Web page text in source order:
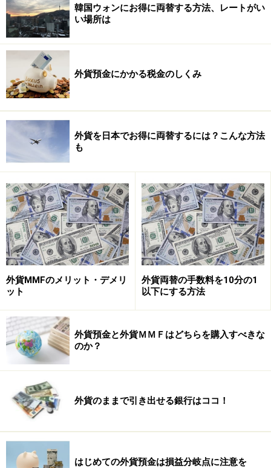
すなわち元本部分１ドルにつき20円の利益（為替差益
130円?110円）が生じます。 この為替差益は「雑所得」
に該当し、確定申告し総合課税されます。これは給与所
得等と合算され累進税率が適用されます。高額所得者の
方は為替差益に対して、所得税と住民税を合わせて最高
50％の税負担となります。
4つめ５つめの注意点は？次のページで！＞＞
※記事内容は執筆時点のものです。最新の内容をご確認くださ
い。
本記事の内容は一般的な情報提供を目的としており、特定の金融
投資や資産運用に関する最終的なご判断はご自身の責任において
行ってください。
掲載情報の正確性・完全性については十分に配慮しております
が、その内容を保証するものではなく、これに基づく損失・損害
などについて当社は一切の責任を負いません。
最新の情報や詳細については、必ず各金融機関やサービス提供者
の公式情報をご確認ください。
韓国ウォンにお得に両替する方法、レートがい
い場所は
外貨預金にかかる税金のしくみ
外貨を日本でお得に両替するには？こんな方法
も
外貨MMFのメリット・デメリ
ット
外貨両替の手数料を10分の1
以下にする方法
外貨預金と外貨ＭＭＦはどちらを購入すべきな
のか？
外貨のままで引き出せる銀行はココ！
はじめての外貨預金は損益分岐点に注意を